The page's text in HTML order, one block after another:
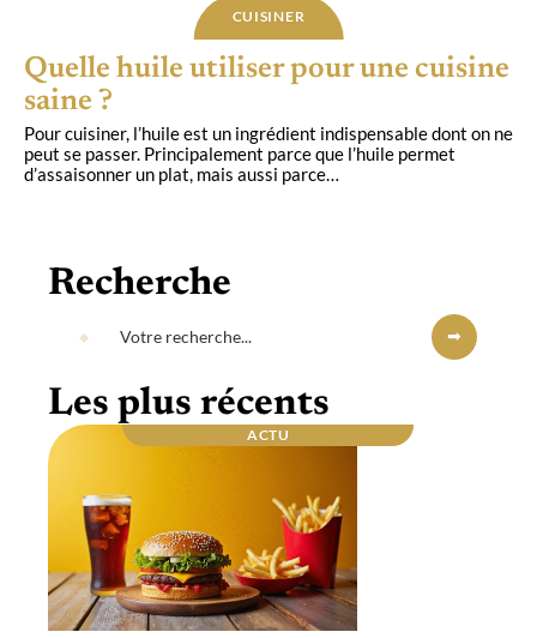
CUISINER
Quelle huile utiliser pour une cuisine
saine ?
Pour cuisiner, l’huile est un ingrédient indispensable dont on ne
peut se passer. Principalement parce que l’huile permet
d’assaisonner un plat, mais aussi parce…
Recherche
Les plus récents
ACTU